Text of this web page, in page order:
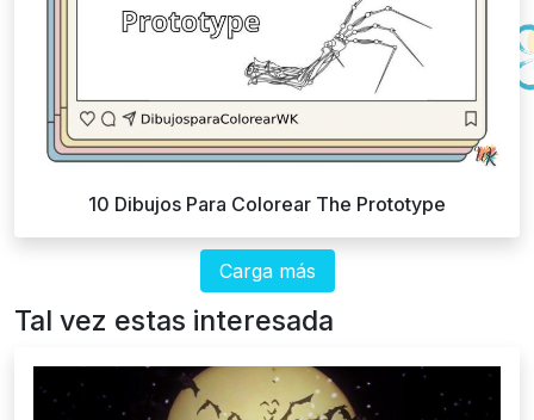
10 Dibujos Para Colorear The Prototype
Carga más
Tal vez estas interesada